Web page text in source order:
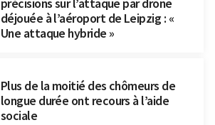
déjouée à l’aéroport de Leipzig : «
Une attaque hybride »
Plus de la moitié des chômeurs de
longue durée ont recours à l’aide
sociale